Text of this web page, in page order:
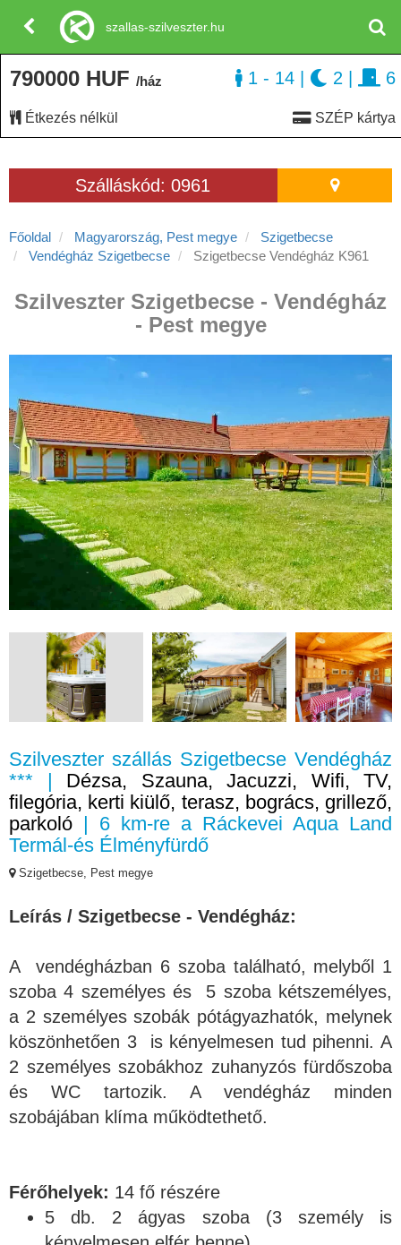
Szálláskód: 0961
Főoldal Magyarország, Pest megye
Szigetbecse
Vendégház Szigetbecse
Szigetbecse Vendégház K961
Szilveszter Szigetbecse - Vendégház
- Pest megye
Szilveszter szállás Szigetbecse Vendégház
*** | Dézsa, Szauna, Jacuzzi, Wifi, TV,
filegória, kerti kiülő, terasz, bogrács, grillező,
parkoló | 6 km-re a Ráckevei Aqua Land
Termál-és Élményfürdő
Szigetbecse, Pest megye
Leírás / Szigetbecse - Vendégház:
A vendégházban 6 szoba található, melyből 1
szoba 4 személyes és 5 szoba kétszemélyes,
a 2 személyes szobák pótágyazhatók, melynek
köszönhetően 3 is kényelmesen tud pihenni. A
2 személyes szobákhoz zuhanyzós fürdőszoba
és WC tartozik. A vendégház minden
szobájában klíma működtethető.
Férőhelyek: 14 fő részére
5 db. 2 ágyas szoba (3 személy is
790000 HUF /ház
Étkezés nélkül SZÉP kártya
1 - 14 2 6
szallas-szilveszter.hu